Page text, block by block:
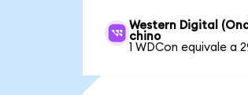
Western Digital
chino
1 WDCon equivale a